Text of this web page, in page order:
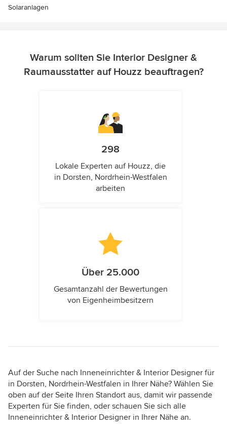
Solaranlagen
Warum sollten Sie Interior Designer &
Raumausstatter auf Houzz beauftragen?
298
Lokale Experten auf Houzz, die
in Dorsten, Nordrhein-Westfalen
arbeiten
Über 25.000
Gesamtanzahl der Bewertungen
von Eigenheimbesitzern
Auf der Suche nach Inneneinrichter & Interior Designer für
in Dorsten, Nordrhein-Westfalen in Ihrer Nähe? Wählen Sie
oben auf der Seite Ihren Standort aus, damit wir passende
Experten für Sie finden, oder schauen Sie sich alle
Inneneinrichter & Interior Designer in Ihrer Nähe an.